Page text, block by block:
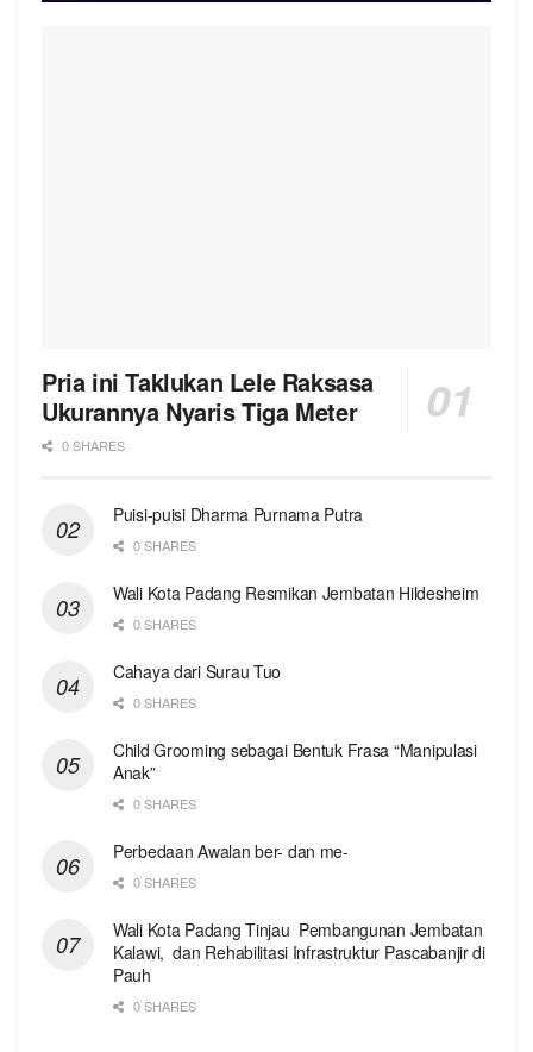
Pria ini Taklukan Lele Raksasa
Ukurannya Nyaris Tiga Meter
0 SHARES
Puisi-puisi Dharma Purnama Putra
0 SHARES
Wali Kota Padang Resmikan Jembatan Hildesheim
0 SHARES
Cahaya dari Surau Tuo
0 SHARES
Child Grooming sebagai Bentuk Frasa “Manipulasi
Anak”
0 SHARES
Perbedaan Awalan ber- dan me-
0 SHARES
Wali Kota Padang Tinjau Pembangunan Jembatan
Kalawi, dan Rehabilitasi Infrastruktur Pascabanjir di
Pauh
0 SHARES